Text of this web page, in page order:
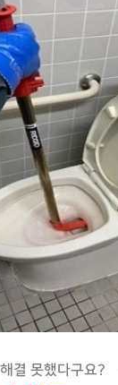
결 못했다구요?